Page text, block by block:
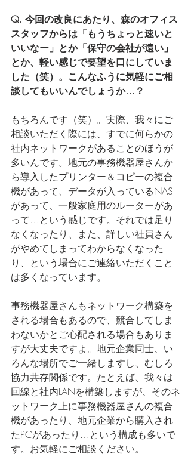
Q. 今回の改良にあたり、森のオフィス
スタッフからは「もうちょっと速いと
いいなー」とか「保守の会社が遠い」
とか、軽い感じで要望を口にしていま
した（笑）。こんなふうに気軽にご相
談してもいいんでしょうか…？
もちろんです（笑）。実際、我々にご
相談いただく際には、すでに何らかの
社内ネットワークがあることのほうが
多いんです。地元の事務機器屋さんか
ら導入したプリンター＆コピーの複合
機があって、データが入っているNAS
があって、一般家庭用のルーターがあ
って…という感じです。それでは足り
なくなったり、また、詳しい社員さん
がやめてしまってわからなくなった
り、という場合にご連絡いただくこと
は多くなっています。
事務機器屋さんもネットワーク構築を
される場合もあるので、競合してしま
わないかとご心配される場合もありま
すが大丈夫ですよ。地元企業同士、い
ろんな場所でご一緒しますし、むしろ
協力共存関係です。たとえば、我々は
回線と社内LANを構築しますが、そのネ
ットワーク上に事務機器屋さんの複合
機があったり、地元企業から購入され
たPCがあったり…という構成も多いで
す。お気軽にご相談ください。